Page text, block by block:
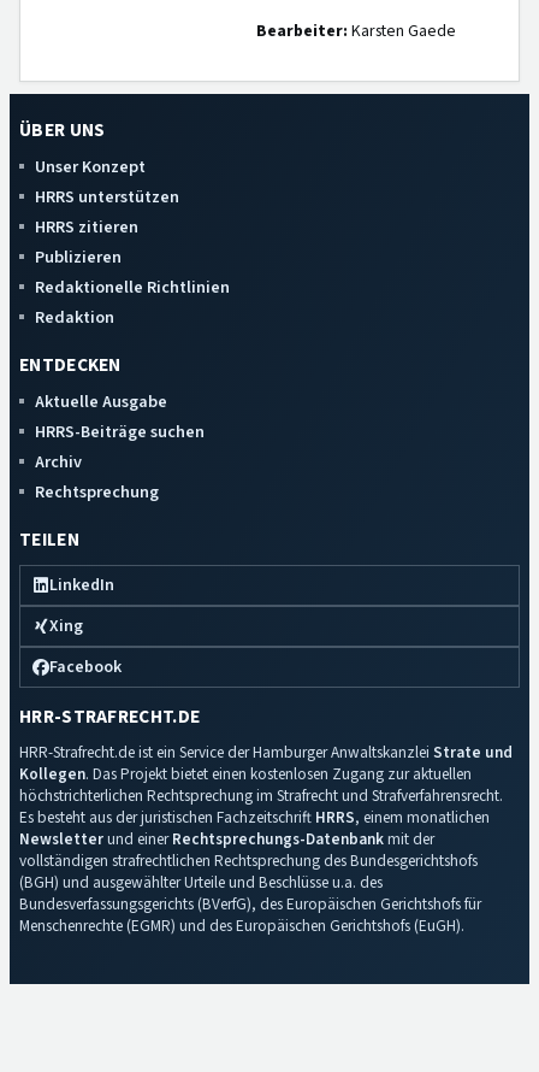
Bearbeiter: Karsten Gaede
ÜBER UNS
Unser Konzept
HRRS unterstützen
HRRS zitieren
Publizieren
Redaktionelle Richtlinien
Redaktion
ENTDECKEN
Aktuelle Ausgabe
HRRS-Beiträge suchen
Archiv
Rechtsprechung
TEILEN
LinkedIn
Xing
Facebook
HRR-STRAFRECHT.DE
HRR-Strafrecht.de ist ein Service der Hamburger Anwaltskanzlei Strate und
Kollegen. Das Projekt bietet einen kostenlosen Zugang zur aktuellen
höchstrichterlichen Rechtsprechung im Strafrecht und Strafverfahrensrecht.
Es besteht aus der juristischen Fachzeitschrift HRRS, einem monatlichen
Newsletterund einerRechtsprechungs-Datenbankmit der
vollständigen strafrechtlichen Rechtsprechung des Bundesgerichtshofs
(BGH) und ausgewählter Urteile und Beschlüsse u.a. des
Bundesverfassungsgerichts (BVerfG), des Europäischen Gerichtshofs für
Menschenrechte (EGMR) und des Europäischen Gerichtshofs (EuGH).